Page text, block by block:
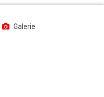
Galerie